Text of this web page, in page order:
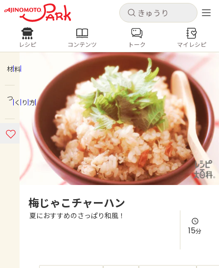
キャンセル
ログインするとレシピを保存できます
ログイン 新規登録
ホーム
コンテンツ
レシピ
よくあるお問い合わせ
キャンセル
レシピ コンテンツ
人気の食材・レシピ
きゅうり なす トマト
とうもろこし
ピーマン
みょうが ゴーヤ
レシピ コンテンツ トーク マイレシピ
材料
つくり方
梅じゃこチャーハン
夏におすすめのさっぱり和風！
15分